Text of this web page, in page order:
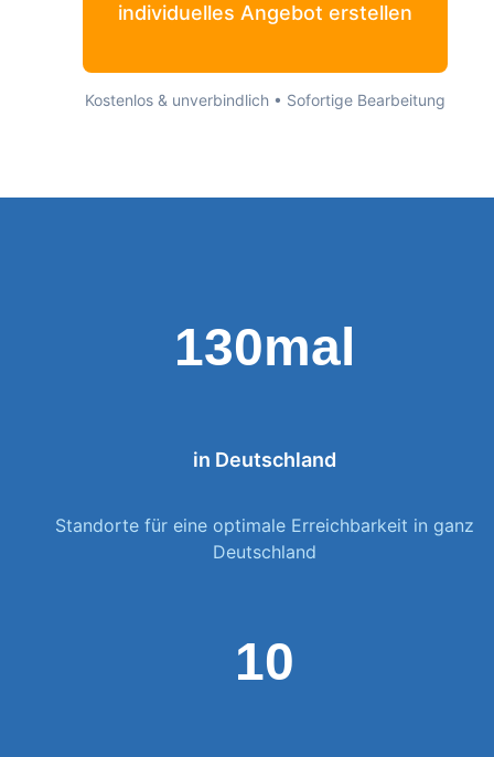
individuelles Angebot erstellen
Kostenlos & unverbindlich • Sofortige Bearbeitung
130mal
in Deutschland
Standorte für eine optimale Erreichbarkeit in ganz
Deutschland
10